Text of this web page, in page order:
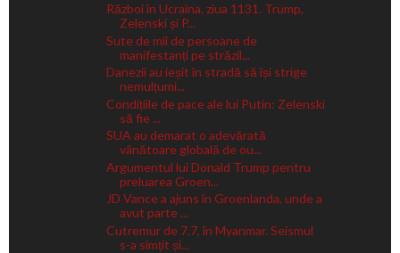
Război în Ucraina, ziua 1131. Trump,
Zelenski și P...
Sute de mii de persoane de
manifestanți pe străzil...
Danezii au ieșit în stradă să își strige
nemulțumi...
Condițiile de pace ale lui Putin: Zelenski
să fie ...
SUA au demarat o adevărată
vânătoare globală de ou...
Argumentul lui Donald Trump pentru
preluarea Groen...
JD Vance a ajuns în Groenlanda, unde a
avut parte ...
Cutremur de 7.7, în Myanmar. Seismul
s-a simțit și...